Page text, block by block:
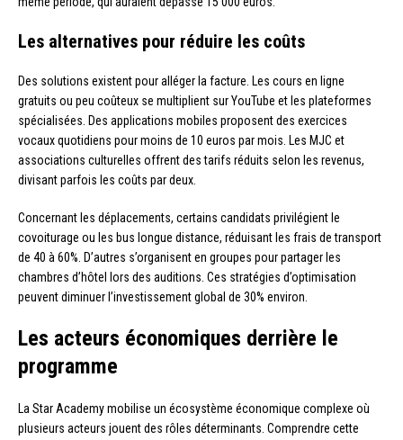
Les alternatives pour réduire les coûts
Des solutions existent pour alléger la facture. Les cours en ligne
gratuits ou peu coûteux se multiplient sur YouTube et les plateformes
spécialisées. Des applications mobiles proposent des exercices
vocaux quotidiens pour moins de 10 euros par mois. Les MJC et
associations culturelles offrent des tarifs réduits selon les revenus,
divisant parfois les coûts par deux.
Concernant les déplacements, certains candidats privilégient le
covoiturage ou les bus longue distance, réduisant les frais de transport
de 40 à 60%. D’autres s’organisent en groupes pour partager les
chambres d’hôtel lors des auditions. Ces stratégies d’optimisation
peuvent diminuer l’investissement global de 30% environ.
Les acteurs économiques derrière le
programme
La Star Academy mobilise un écosystème économique complexe où
plusieurs acteurs jouent des rôles déterminants. Comprendre cette